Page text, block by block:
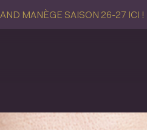
MANÈGE SAISON 26-27 ICI !